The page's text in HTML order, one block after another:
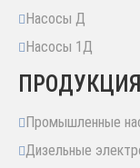
Насосы Д
Насосы 1Д
ПРОДУКЦИЯ
Промышленные
Дизельные